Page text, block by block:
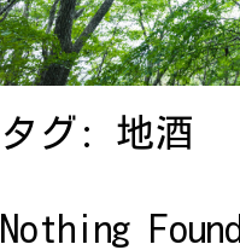
防災・環境整備
タグ: 地酒
Nothing Found